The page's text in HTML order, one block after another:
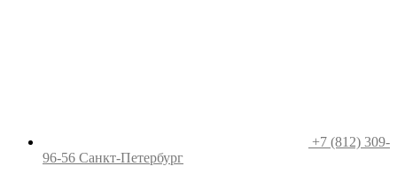
+7 (812) 309-
96-56 Санкт-Петербург